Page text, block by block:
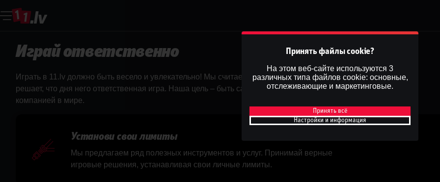
Играй ответственно
Играй ответственно
Играть в 11.lv должно быть весело и увлекательно! Мы считаем, что каждый игрок сам
решает, что дня него ответственная игра. Наша цель – быть самой ответственной игровой
компанией в мире.
Установи свои лимиты
Мы предлагаем ряд полезных инструментов и услуг. Принимай верные
игровые решения, устанавливая свои личные лимиты.
Принять файлы cookie?
На этом веб-сайте используются 3
различных типа файлов cookie: основные,
отслеживающие и маркетинговые.
Принять всё
Настройки и информация